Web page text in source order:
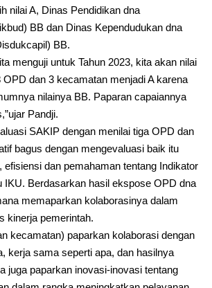
nilai A, Dinas Pendidikan dna
BB dan Dinas Kependudukan dna
BB.
menguji untuk Tahun 2023, kita akan nilai
OPD dan 3 kecamatan menjadi A karena
nilainya BB. Paparan capaiannya
Pandji.
SAKIP dengan menilai tiga OPD dan
bagus dengan mengevaluasi baik itu
efisiensi dan pemahaman tentang Indikator
IKU. Berdasarkan hasil ekspose OPD dna
memaparkan kolaborasinya dalam
kinerja pemerintah.
kecamatan) paparkan kolaborasi dengan
kerja sama seperti apa, dan hasilnya
juga paparkan inovasi-inovasi tentang